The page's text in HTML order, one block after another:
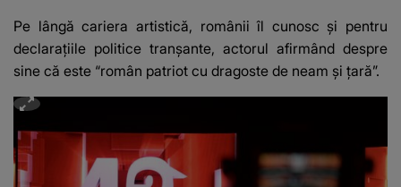
Pe lângă cariera artistică, românii îl cunosc și pentru
declarațiile politice tranșante, actorul afirmând despre
sine că este “român patriot cu dragoste de neam și țară”.